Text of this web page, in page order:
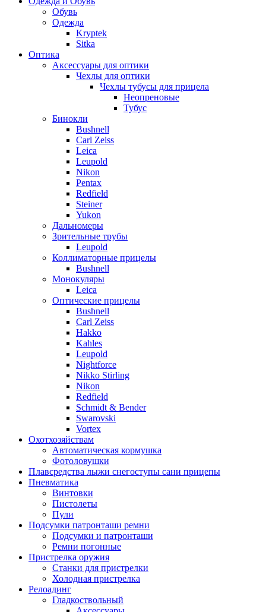
Обувь
Одежда
Kryptek
Sitka
Оптика
Аксессуары для оптики
Чехлы для оптики
Чехлы тубусы для прицела
Неопреновые
Тубус
Бинокли
Bushnell
Carl Zeiss
Leica
Leupold
Nikon
Pentax
Redfield
Steiner
Yukon
Дальномеры
Зрительные трубы
Leupold
Коллиматорные прицелы
Bushnell
Монокуляры
Leica
Оптические прицелы
Bushnell
Carl Zeiss
Hakko
Kahles
Leupold
Nightforce
Nikko Stirling
Nikon
Redfield
Schmidt & Bender
Swarovski
Vortex
Охотхозяйствам
Автоматическая кормушка
Фотоловушки
Плавсредства лыжи снегоступы сани прицепы
Пневматика
Винтовки
Пистолеты
Пули
Подсумки патронташи ремни
Подсумки и патронташи
Ремни погонные
Пристрелка оружия
Станки для пристрелки
Холодная пристрелка
Релоадинг
Гладкоствольный